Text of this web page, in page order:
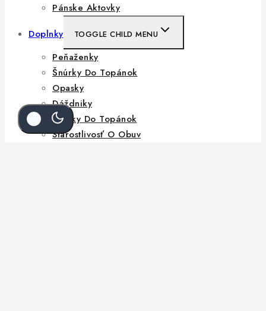
Pánske Aktovky
Doplnky
TOGGLE CHILD MENU
Peňaženky
Šnúrky Do Topánok
Opasky
Dáždniky
Vložky Do Topánok
Starostlivosť O Obuv